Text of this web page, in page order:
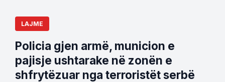
LAJME
​Policia gjen armë, municion e
pajisje ushtarake në zonën e
shfrytëzuar nga terroristët serbë